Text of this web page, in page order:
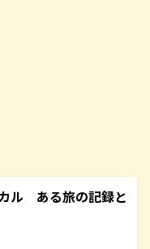
ル ある旅の記録と